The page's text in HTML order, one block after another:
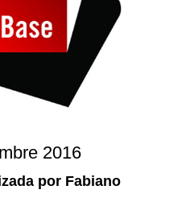
2016
por Fabiano